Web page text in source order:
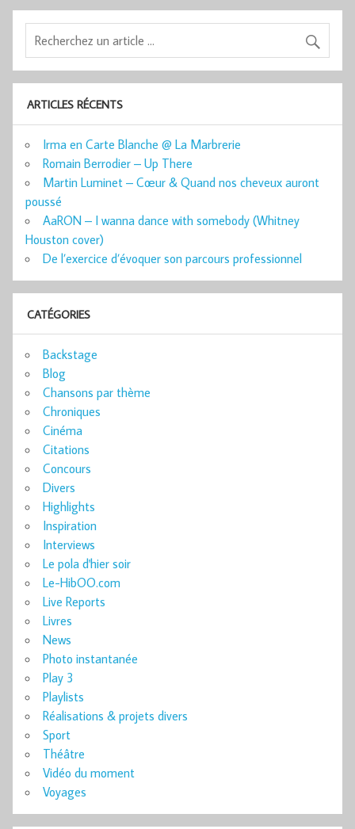
ARTICLES RÉCENTS
Irma en Carte Blanche @ La Marbrerie
Romain Berrodier – Up There
Martin Luminet – Cœur & Quand nos cheveux auront
poussé
AaRON – I wanna dance with somebody (Whitney
Houston cover)
De l’exercice d’évoquer son parcours professionnel
CATÉGORIES
Backstage
Blog
Chansons par thème
Chroniques
Cinéma
Citations
Concours
Divers
Highlights
Inspiration
Interviews
Le pola d'hier soir
Le-HibOO.com
Live Reports
Livres
News
Photo instantanée
Play 3
Playlists
Réalisations & projets divers
Sport
Théâtre
Vidéo du moment
Voyages